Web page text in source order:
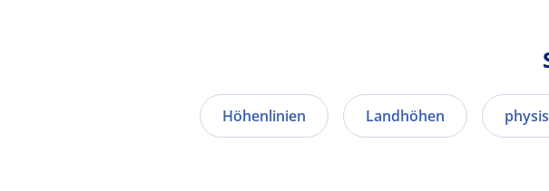
Höhenlinien Landhöhen